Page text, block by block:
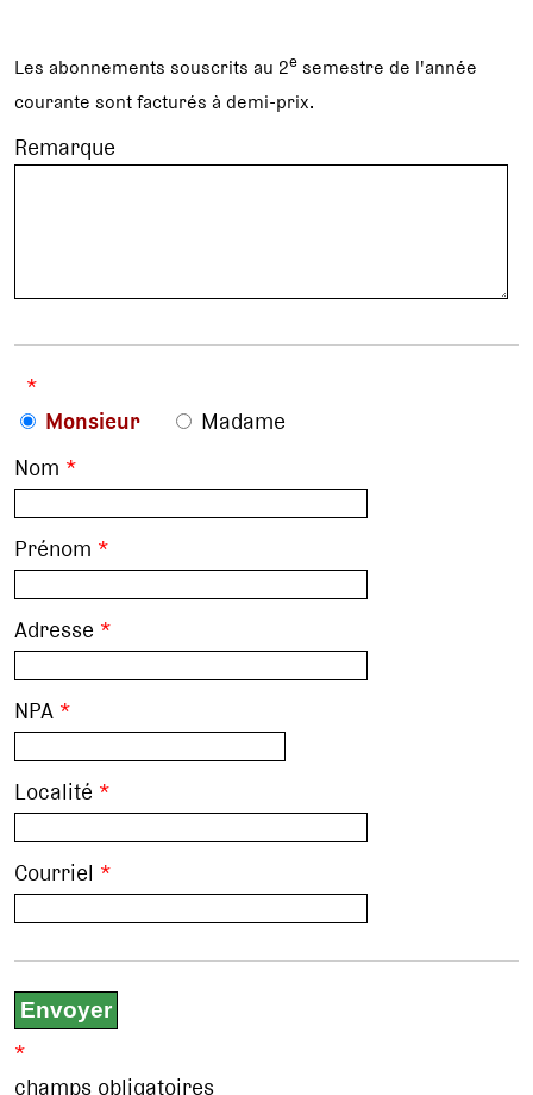
Les abonnements souscrits au 2e semestre de l'année
courante sont facturés à demi-prix.
Remarque
*
Monsieur
Madame
Nom *
Prénom *
Adresse *
NPA *
Localité *
Courriel *
*
champs obligatoires